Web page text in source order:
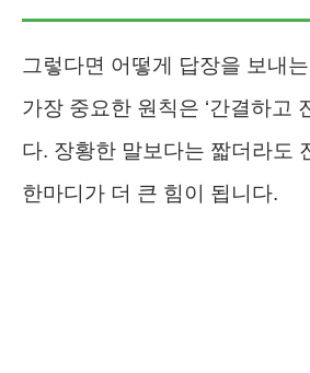
그렇다면 어떻게 답장을 보내
가장 중요한 원칙은 ‘간결하고
다. 장황한 말보다는 짧더라도
한마디가 더 큰 힘이 됩니다.